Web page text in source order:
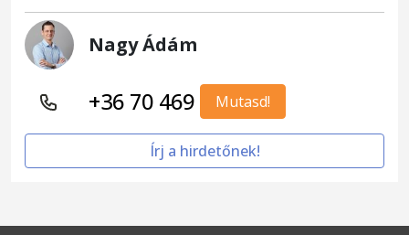
Nagy Ádám
+36 70 469 Mutasd!
Írj a hirdetőnek!